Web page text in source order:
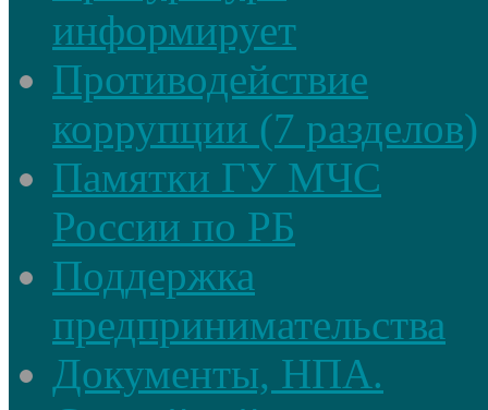
информирует
Противодействие
коррупции (7 разделов)
Памятки ГУ МЧС
России по РБ
Поддержка
предпринимательства
Документы, НПА.